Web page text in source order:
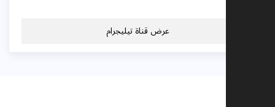
عرض قناة تيليجرام